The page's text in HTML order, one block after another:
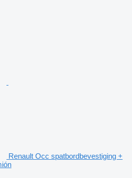
Renault Occ spatbordbevestiging +